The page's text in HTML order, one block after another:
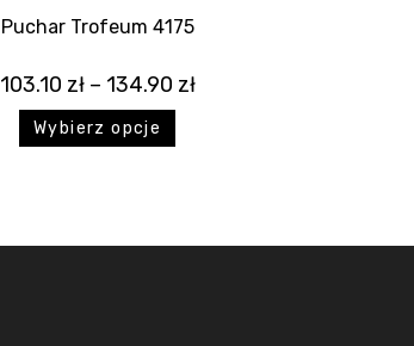
Puchar Trofeum 4175
103.10 zł – 134.90 zł
Wybierz opcje